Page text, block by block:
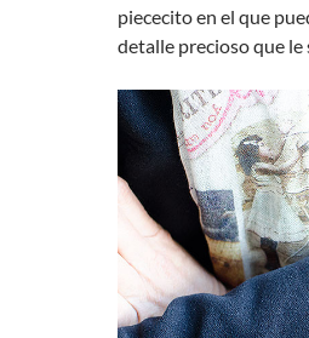
piececito en el que
detalle precioso que le